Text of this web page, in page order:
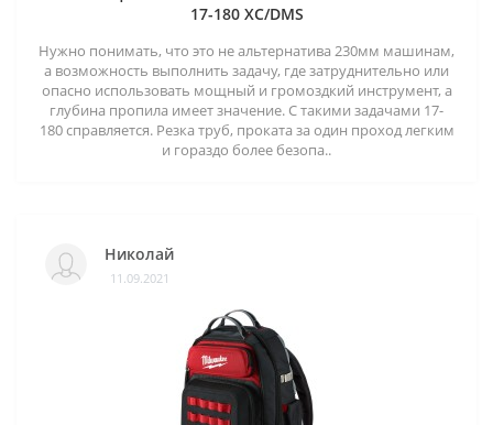
17-180 XC/DMS
Нужно понимать, что это не альтернатива 230мм машинам,
а возможность выполнить задачу, где затруднительно или
опасно использовать мощный и громоздкий инструмент, а
глубина пропила имеет значение. С такими задачами 17-
180 справляется. Резка труб, проката за один проход легким
и гораздо более безопа..
Николай
11.09.2021